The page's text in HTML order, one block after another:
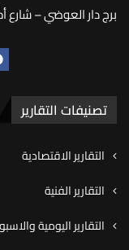
برج دار العوضي – شارع
تصنيفات التقارير
التقارير الاقتصادية
التقارير الفنية
التقارير اليومية